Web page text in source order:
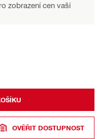
zobrazení cen vaší
OVĚŘIT DOSTUPNOST